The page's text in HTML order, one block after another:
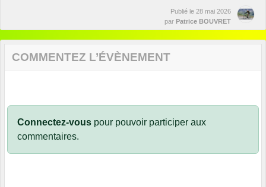
Publié le 28 mai 2026
par Patrice BOUVRET
COMMENTEZ L’ÉVÈNEMENT
Connectez-vous pour pouvoir participer aux
commentaires.